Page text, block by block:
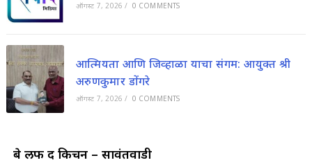
ऑगस्ट 7, 2026 / 0 COMMENTS
आत्मियता आणि जिव्हाळा याचा संगम: आयुक्त श्री
अरुणकुमार डोंगरे
ऑगस्ट 7, 2026 / 0 COMMENTS
बे लीफ द किचन – सावंतवाडी